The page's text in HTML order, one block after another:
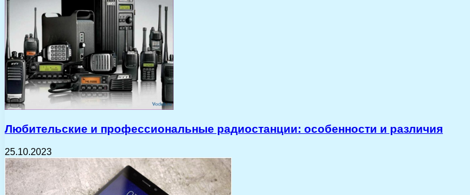
Любительские и профессиональные радиостанции: особенности и различия
25.10.2023